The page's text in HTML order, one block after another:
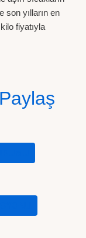
son yılların en
fiyatıyla
Paylaş